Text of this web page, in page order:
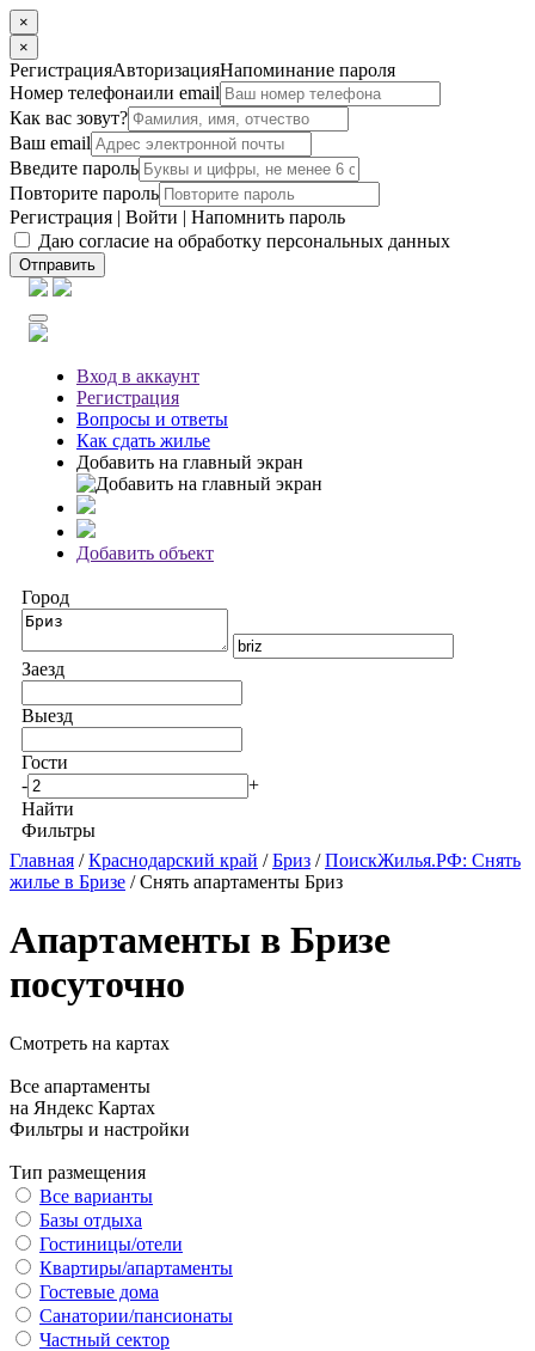
×
×
РегистрацияАвторизацияНапоминание пароля
Номер телефонаили email
Как вас зовут?
Ваш email
Введите пароль
Повторите пароль
Регистрация | Войти | Напомнить пароль
Даю согласие на обработку персональных данных
Отправить
Вход в аккаунт
Регистрация
Вопросы и ответы
Как сдать жилье
Добавить на главный экран
Добавить объект
Город
Заезд
Выезд
Гости
-
+
Найти
Фильтры
Главная /Краснодарский край /Бриз /ПоискЖилья.РФ: Снять
жилье в Бризе / Снять апартаменты Бриз
Апартаменты в Бризе
посуточно
Смотреть на картах
Все апартаменты
на Яндекс Картах
Фильтры и настройки
Тип размещения
Все варианты
Базы отдыха
Гостиницы/отели
Квартиры/апартаменты
Гостевые дома
Санатории/пансионаты
Частный сектор